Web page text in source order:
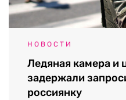
НОВОСТИ
Ледяная камера и
задержали
россиянку